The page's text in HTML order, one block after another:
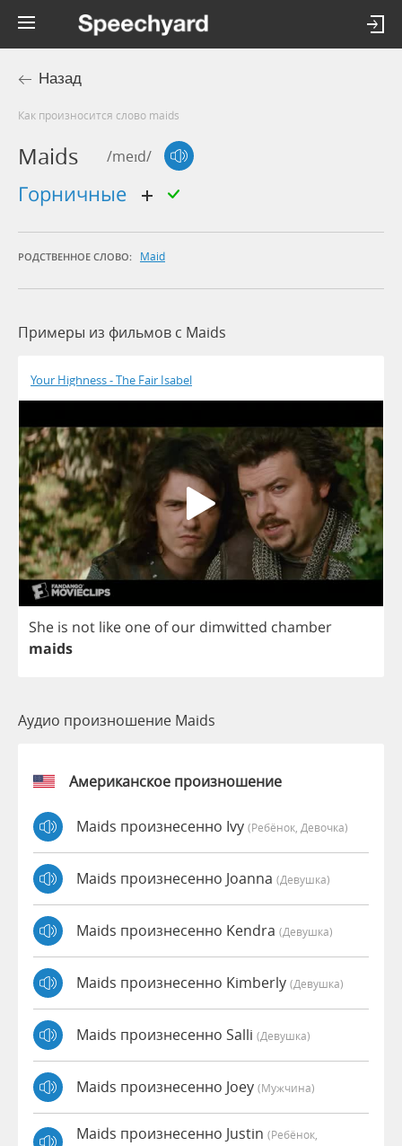
Назад
Как произносится слово maids
Maids /meɪd/
горничные
РОДСТВЕННОЕ СЛОВО: Maid
Примеры из фильмов c Maids
Your Highness - The Fair Isabel
She is not like one of our dimwitted chamber
maids
Аудио произношение Maids
Американское произношение
Maids произнесенно Ivy (Ребёнок, Девочка)
Maids произнесенно Joanna (девушка)
Maids произнесенно Kendra (девушка)
Maids произнесенно Kimberly (девушка)
Maids произнесенно Salli (девушка)
Maids произнесенно Joey (мужчина)
Maids произнесенно Justin (Ребёнок,